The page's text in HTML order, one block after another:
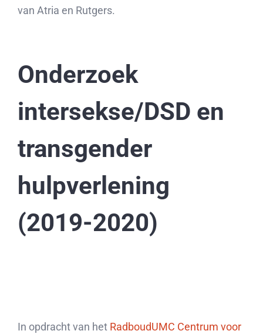
van Atria en Rutgers.
Onderzoek
intersekse/DSD en
transgender
hulpverlening
(2019-2020)
In opdracht van het RadboudUMC Centrum voor